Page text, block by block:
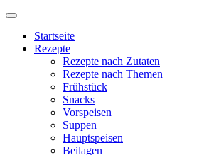
Startseite
Rezepte
Rezepte nach Zutaten
Rezepte nach Themen
Frühstück
Snacks
Vorspeisen
Suppen
Hauptspeisen
Beilagen